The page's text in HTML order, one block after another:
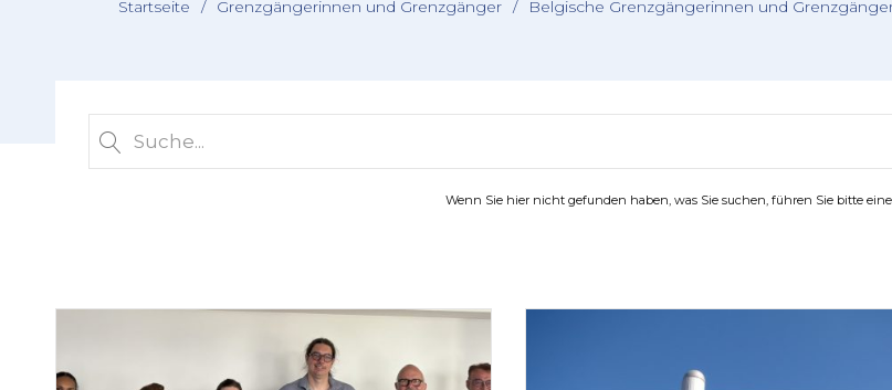
Startseite / Grenzgängerinnen und Grenzgänger / Belgische Grenzgängerinnen und
Wenn Sie hier nicht gefunden haben, was Sie suchen, führen Sie bitte